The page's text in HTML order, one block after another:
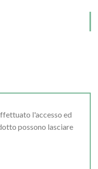
l'accesso ed
possono lasciare